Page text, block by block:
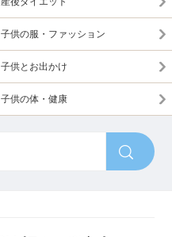
子供の服・ファッション
子供とお出かけ
子供の体・健康